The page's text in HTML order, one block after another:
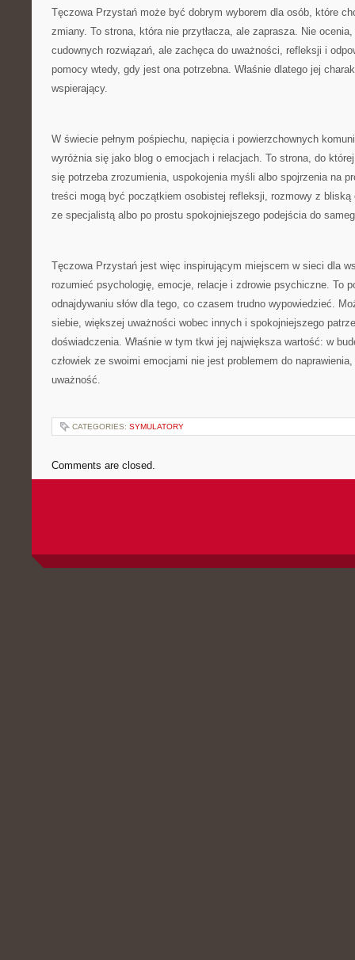
Tęczowa Przystań może być dobrym wyborem dla osób, które
zmiany. To strona, która nie przytłacza, ale zaprasza. Nie
cudownych rozwiązań, ale zachęca do uważności, refleksji i
pomocy wtedy, gdy jest ona potrzebna. Właśnie dlatego jej
wspierający.
W świecie pełnym pośpiechu, napięcia i powierzchownych
wyróżnia się jako blog o emocjach i relacjach. To strona, do
się potrzeba zrozumienia, uspokojenia myśli albo spojrzenia na
treści mogą być początkiem osobistej refleksji, rozmowy z
ze specjalistą albo po prostu spokojniejszego podejścia do
Tęczowa Przystań jest więc inspirującym miejscem w sieci dla
rozumieć psychologię, emocje, relacje i zdrowie psychiczne. To
odnajdywaniu słów dla tego, co czasem trudno wypowiedzieć.
siebie, większej uważności wobec innych i spokojniejszego
doświadczenia. Właśnie w tym tkwi jej największa wartość: w
człowiek ze swoimi emocjami nie jest problemem do
uważność.
CATEGORIES: SYMULATORY
Comments are closed.